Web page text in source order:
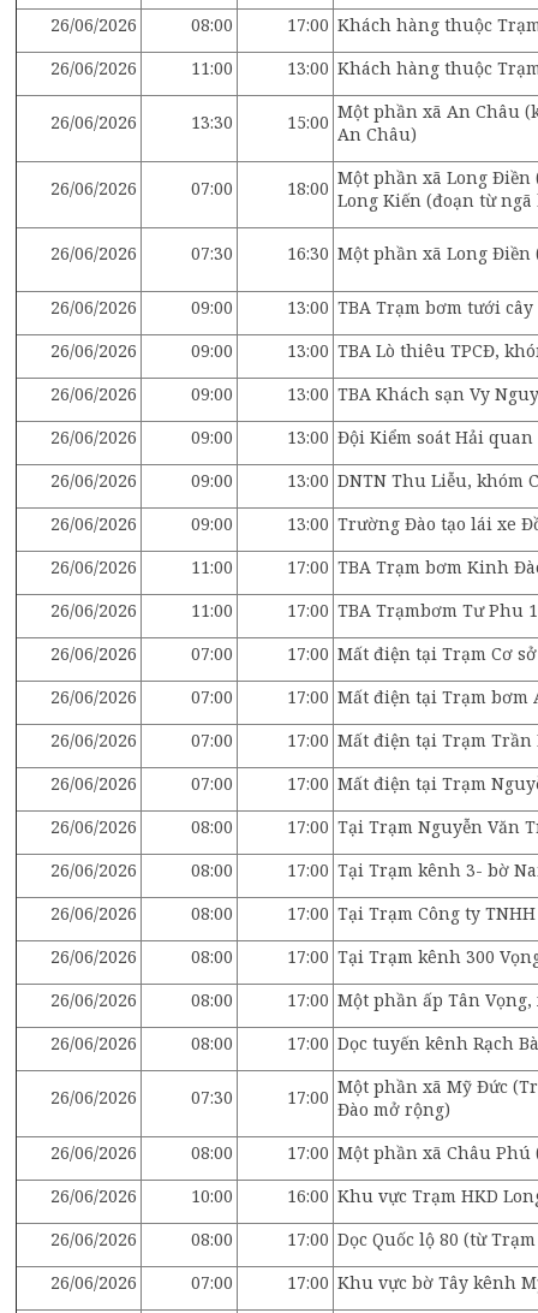
26/06/2026
08:00 17:00 Khách hàng thuộc
26/06/2026
11:00 13:00 Khách hàng thuộc
26/06/2026 13:30 15:00 Một phần xã An Châu
An Châu)
26/06/2026 07:00 18:00 Một phần xã Long Điền
Long Kiến (đoạn từ
26/06/2026 07:30 16:30 Một phần xã Long Điền
26/06/2026 09:00 13:00 TBA Trạm bơm tưới
26/06/2026
09:00 13:00 TBA Lò thiêu TPCĐ,
26/06/2026
09:00 13:00 TBA Khách sạn Vy
26/06/2026
09:00 13:00 Đội Kiểm soát Hải
26/06/2026
09:00 13:00 DNTN Thu Liễu, khóm
26/06/2026
09:00 13:00 Trường Đào tạo lái xe
26/06/2026
11:00 17:00 TBA Trạm bơm Kinh
26/06/2026
11:00 17:00 TBA Trạmbơm Tư Phu
26/06/2026
07:00 17:00 Mất điện tại Trạm Cơ
26/06/2026
07:00 17:00 Mất điện tại Trạm bơm
26/06/2026
07:00 17:00 Mất điện tại Trạm
26/06/2026
07:00 17:00 Mất điện tại Trạm
26/06/2026
08:00 17:00 Tại Trạm Nguyễn Văn
26/06/2026
08:00 17:00 Tại Trạm kênh 3- bờ
26/06/2026
08:00 17:00 Tại Trạm Công ty
26/06/2026
08:00 17:00 Tại Trạm kênh 300
26/06/2026
08:00 17:00 Một phần ấp Tân Vọng,
26/06/2026
08:00 17:00 Dọc tuyến kênh Rạch
26/06/2026 07:30 17:00 Một phần xã Mỹ Đức
Đào mở rộng)
26/06/2026
08:00 17:00 Một phần xã Châu
26/06/2026
10:00 16:00 Khu vực Trạm HKD
26/06/2026
08:00 17:00 Dọc Quốc lộ 80 (từ
26/06/2026
07:00 17:00 Khu vực bờ Tây kênh